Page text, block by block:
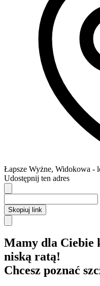
Łapsze Wyżne, Widokowa -
Udostępnij ten adres
Skopiuj link
Mamy dla Ciebie
niską ratą!
Chcesz poznać